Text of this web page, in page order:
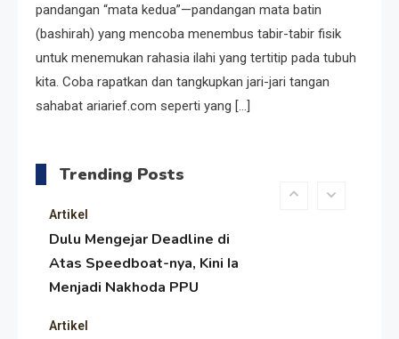
pandangan “mata kedua”—pandangan mata batin
(bashirah) yang mencoba menembus tabir-tabir fisik
untuk menemukan rahasia ilahi yang tertitip pada tubuh
kita. Coba rapatkan dan tangkupkan jari-jari tangan
sahabat ariarief.com seperti yang […]
Trending Posts
Satire Politik Karang
Kedempel: Saat Presiden
Gareng Lebih Sibuk Orasi
daripada Urus Nasi
Artikel
Paser Melawan Arus Zaman
Artikel
Dulu Mengejar Deadline di
Atas Speedboat-nya, Kini Ia
Menjadi Nakhoda PPU
Artikel